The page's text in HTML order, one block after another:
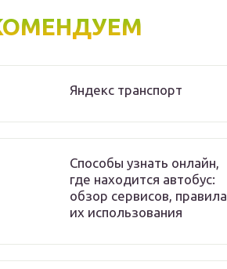
Яндекс транспорт
Способы узнать онлайн,
где находится автобус:
обзор сервисов, правила
их использования